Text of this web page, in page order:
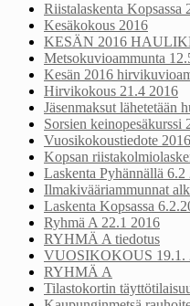
Riistalaskenta Kopsassa
Kesäkokous 2016
KESÄN 2016
Metsokuvioammunta
Kesän 2016
Hirvikokous 21.4 2016
Jäsenmaksut lähetetään
Sorsien keinopesäkurssi
Vuosikokoustiedote 2016
Kopsan
Laskenta Pyhännällä 6.2
Ilmakivääriammunnat
Laskenta Kopsassa
Ryhmä A 22.1 2016
RYHMÄ A tiedotus
VUOSIKOKOUS 19.1.
RYHMÄ A
Tilastokortin